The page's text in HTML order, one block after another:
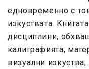
едновременно с
изкуствата.
дисциплини,
калиграфията,
визуални